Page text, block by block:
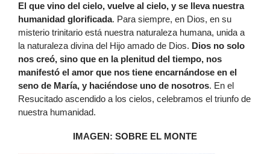
El que vino del cielo, vuelve al cielo, y se lleva nuestra
humanidad glorificada. Para siempre, en Dios, en su
misterio trinitario está nuestra naturaleza humana, unida a
la naturaleza divina del Hijo amado de Dios. Dios no solo
nos creó, sino que en la plenitud del tiempo, nos
manifestó el amor que nos tiene encarnándose en el
seno de María, y haciéndose uno de nosotros. En el
Resucitado ascendido a los cielos, celebramos el triunfo de
nuestra humanidad.
IMAGEN: SOBRE EL MONTE